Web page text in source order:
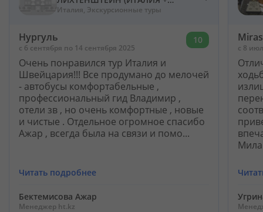
ШВЕЙЦАРИЯ)
Италия, Экскурсионные туры
Нургуль
c 6 сентября по 14 сентября 2025
10
Очень понравился тур Италия и
Швейцария!!! Все продумано до мелочей
- автобусы комфортабельные ,
профессиональный гид Владимир ,
отели зв , но очень комфортные , новые
и чистые . Отдельное огромное спасибо
Ажар , всегда была на связи и помо...
Читать подробнее
Бектемисова Ажар
Менеджер ht.kz
Miras
c 8